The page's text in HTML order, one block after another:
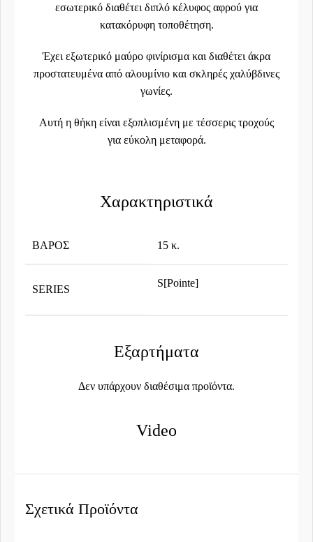
εσωτερικό διαθέτει διπλό κέλυφος αφρού για
κατακόρυφη τοποθέτηση.
Έχει εξωτερικό μαύρο φινίρισμα και διαθέτει άκρα
προστατευμένα από αλουμίνιο και σκληρές χαλύβδινες
γωνίες.
Αυτή η θήκη είναι εξοπλισμένη με τέσσερις τροχούς
για εύκολη μεταφορά.
Χαρακτηριστικά
ΒΆΡΟΣ 15 κ.
SERIES
S[Pointe]
Εξαρτήματα
Δεν υπάρχουν διαθέσιμα προϊόντα.
Video
Σχετικά Προϊόντα